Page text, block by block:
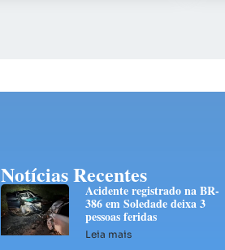
Notícias Recentes
Acidente registrado na BR-
386 em Soledade deixa 3
pessoas feridas
Leia mais